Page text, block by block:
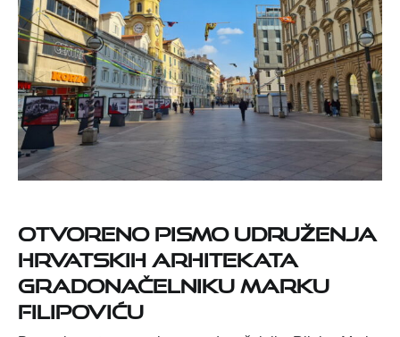
Otvoreno pismo Udruženja
hrvatskih arhitekata
gradonačelniku Marku
Filipoviću